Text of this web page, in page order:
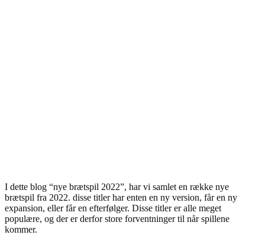
I dette blog “nye brætspil 2022”, har vi samlet en række nye
brætspil fra 2022. disse titler har enten en ny version, får en ny
expansion, eller får en efterfølger. Disse titler er alle meget
populære, og der er derfor store forventninger til når spillene
kommer.